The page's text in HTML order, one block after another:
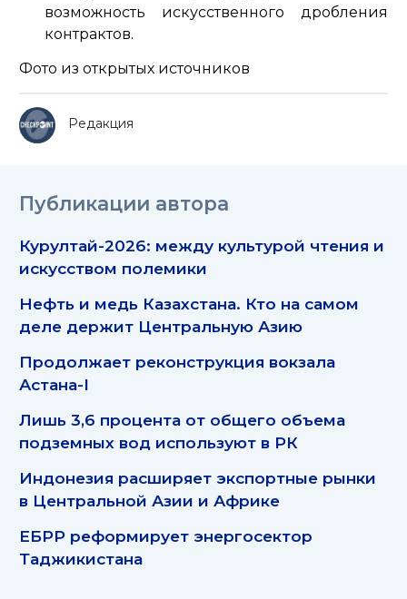
возможность искусственного дробления
контрактов.
Фото из открытых источников
Редакция
Публикации автора
Курултай-2026: между культурой чтения и
искусством полемики
Нефть и медь Казахстана. Кто на самом
деле держит Центральную Азию
Продолжает реконструкция вокзала
Астана-I
Лишь 3,6 процента от общего объема
подземных вод используют в РК
Индонезия расширяет экспортные рынки
в Центральной Азии и Африке
ЕБРР реформирует энергосектор
Таджикистана